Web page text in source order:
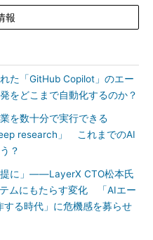
報
た「GitHub Copilot」のエー
をどこまで自動化するのか？
を数十分で実行できる
research」 これまでのAI
？
提に」――LayerX CTO松本氏
ムにもたらす変化 「AIエー
する時代」に危機感を募らせ